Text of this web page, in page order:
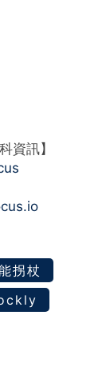
資訊】
拐杖